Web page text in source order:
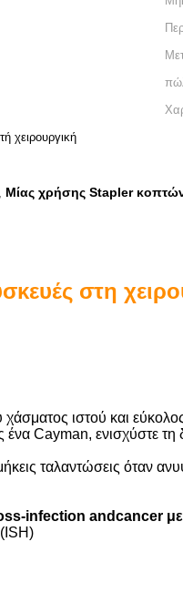
χειρουργική
, Μίας χρήσης Stapler
στη
ιστού και
Cayman, ενισχύστε
ταλαντώσεις όταν
infection andcancer